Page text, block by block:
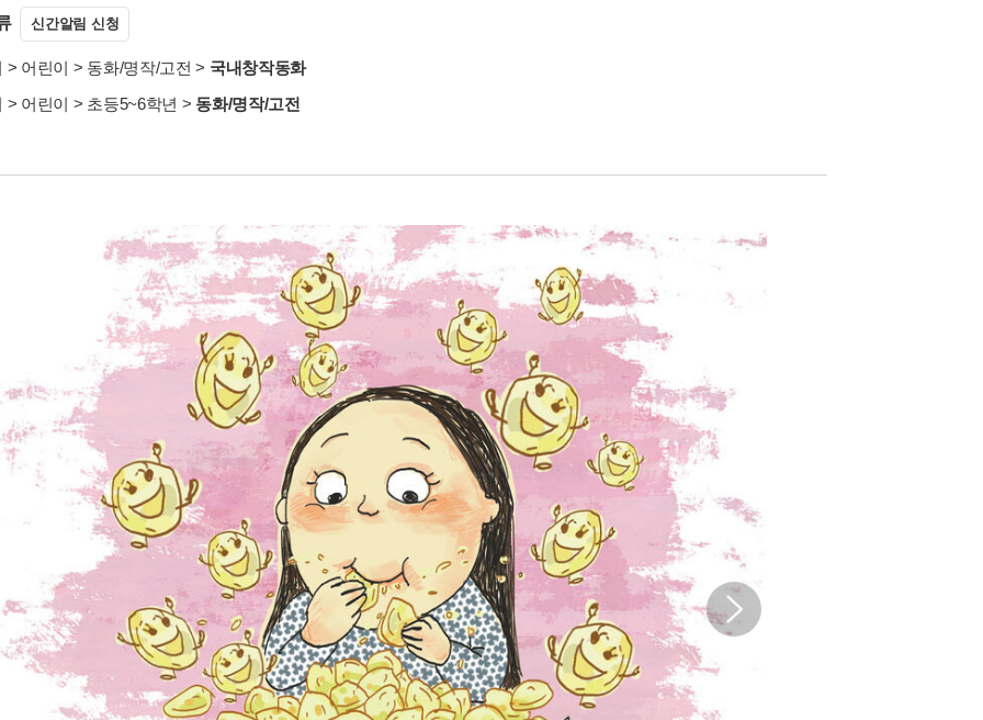
신간알림 신청
> 어린이 > 동화/명작/고전 > 국내창작동화
> 어린이 > 초등5~6학년 > 동화/명작/고전